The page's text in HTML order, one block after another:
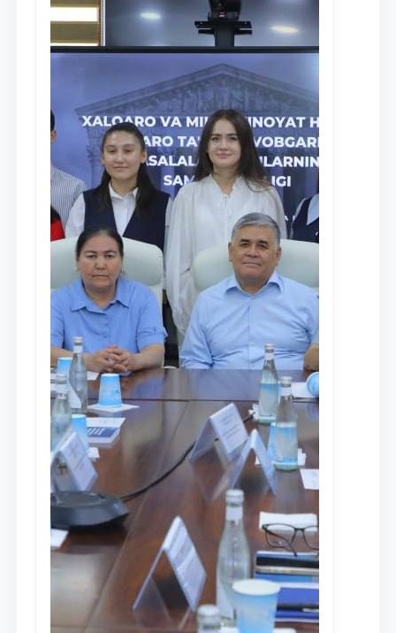
Ism va familiyangiz
Telefon raqamingiz
Pochta
yuborish